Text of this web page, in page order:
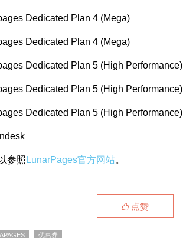
Dedicated Plan 4 (Mega)
Dedicated Plan 4 (Mega)
Dedicated Plan 5 (High Performance)
Dedicated Plan 5 (High Performance)
Dedicated Plan 5 (High Performance)
参照 LunarPages官方网站。
点赞
优惠券